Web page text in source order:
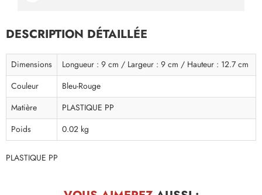
DESCRIPTION DÉTAILLÉE
Dimensions
Longueur : 9 cm / Largeur : 9 cm / Hauteur : 12.7 cm
Couleur
Bleu-Rouge
Matière
PLASTIQUE PP
Poids
0.02 kg
PLASTIQUE PP